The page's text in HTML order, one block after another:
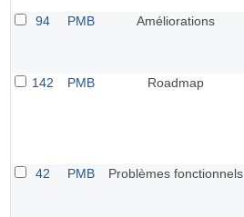
94 PMB Améliorations
142 PMB Roadmap
42 PMB Problèmes fonctionnels